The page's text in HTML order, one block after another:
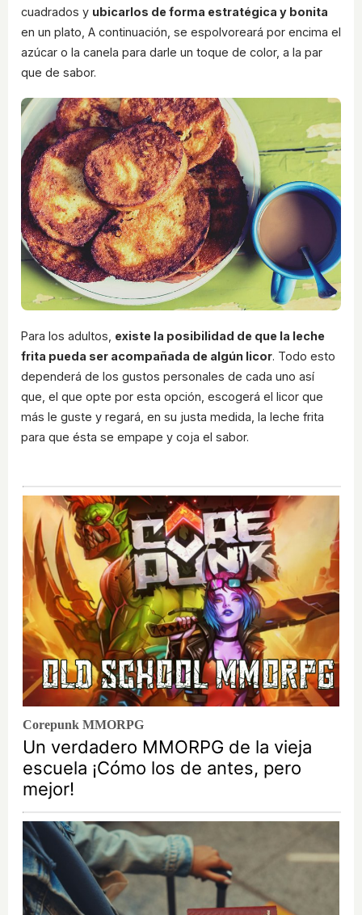
cuadrados y ubicarlos de forma estratégica y bonita
en un plato, A continuación, se espolvoreará por encima el
azúcar o la canela para darle un toque de color, a la par
que de sabor.
Para los adultos, existe la posibilidad de que la leche
frita pueda ser acompañada de algún licor. Todo esto
dependerá de los gustos personales de cada uno así
que, el que opte por esta opción, escogerá el licor que
más le guste y regará, en su justa medida, la leche frita
para que ésta se empape y coja el sabor.
Corepunk MMORPG
Un verdadero MMORPG de la vieja
escuela ¡Cómo los de antes, pero
mejor!